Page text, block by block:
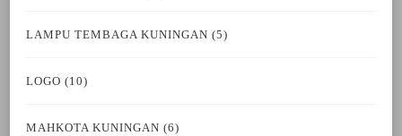
LAMPU TEMBAGA KUNINGAN (5)
LOGO (10)
MAHKOTA KUNINGAN (6)